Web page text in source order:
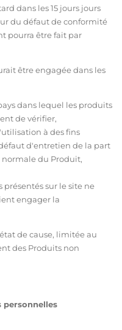
dans les 15 jours jours
du défaut de conformité
pourra être fait par
être engagée dans les
dans lequel les produits
de vérifier,
à des fins
d'entretien de la part
du Produit,
sur le site ne
engager la
de cause, limitée au
des Produits non
personnelles